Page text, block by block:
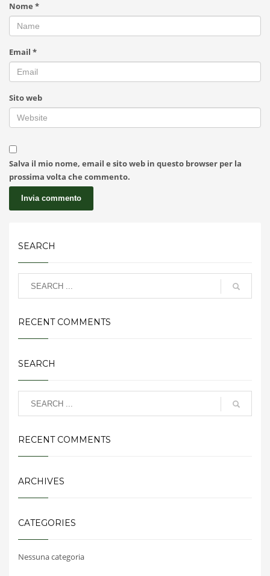
Nome *
Email *
Sito web
Salva il mio nome, email e sito web in questo browser per la
prossima volta che commento.
SEARCH
RECENT COMMENTS
SEARCH
RECENT COMMENTS
ARCHIVES
CATEGORIES
Nessuna categoria